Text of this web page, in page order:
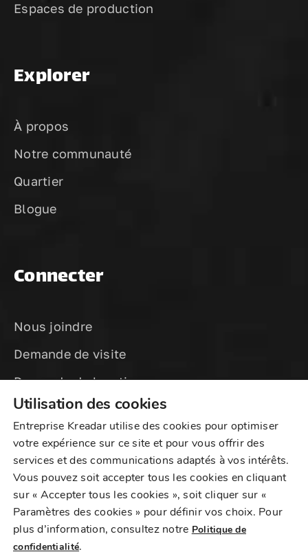
Espaces de production
Explorer
À propos
Notre communauté
Quartier
Blogue
Connecter
Nous joindre
Demande de visite
Demande de location
2025 Kreadar Sur Fullum, tous droits réservés
Politique de confidentialité|Plan du site
Utilisation des cookies
Entreprise Kreadar utilise des cookies pour optimiser
votre expérience sur ce site et pour vous offrir des
services et des communications adaptés à vos intérêts.
Vous pouvez soit accepter tous les cookies en cliquant
sur « Accepter tous les cookies », soit cliquer sur «
Paramètres des cookies » pour définir vos choix. Pour
plus d’information, consultez notre Politique de
confidentialité.